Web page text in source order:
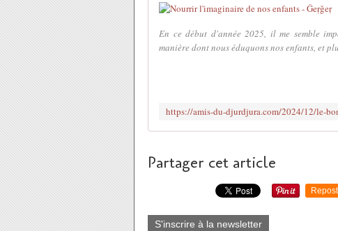
En ce début d'année 2025, il me semble
manière dont nous éduquons nos enfants, et
Partager cet article
Repost
S'inscrire à la newsletter